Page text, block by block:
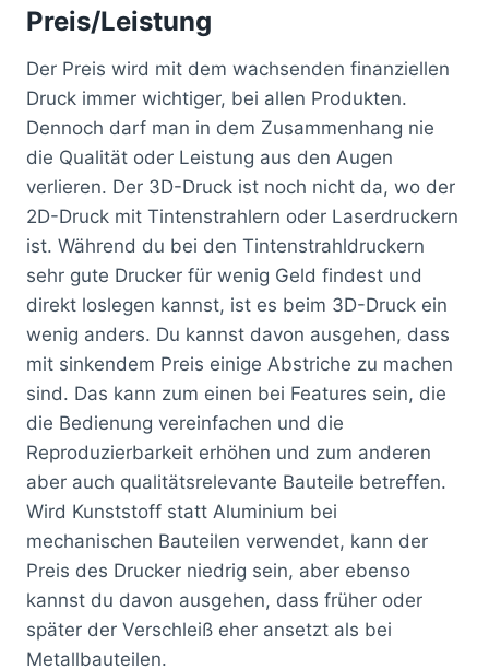
Preis/Leistung
Der Preis wird mit dem wachsenden finanziellen
Druck immer wichtiger, bei allen Produkten.
Dennoch darf man in dem Zusammenhang nie
die Qualität oder Leistung aus den Augen
verlieren. Der 3D-Druck ist noch nicht da, wo der
2D-Druck mit Tintenstrahlern oder Laserdruckern
ist. Während du bei den Tintenstrahldruckern
sehr gute Drucker für wenig Geld findest und
direkt loslegen kannst, ist es beim 3D-Druck ein
wenig anders. Du kannst davon ausgehen, dass
mit sinkendem Preis einige Abstriche zu machen
sind. Das kann zum einen bei Features sein, die
die Bedienung vereinfachen und die
Reproduzierbarkeit erhöhen und zum anderen
aber auch qualitätsrelevante Bauteile betreffen.
Wird Kunststoff statt Aluminium bei
mechanischen Bauteilen verwendet, kann der
Preis des Drucker niedrig sein, aber ebenso
kannst du davon ausgehen, dass früher oder
später der Verschleiß eher ansetzt als bei
Metallbauteilen.